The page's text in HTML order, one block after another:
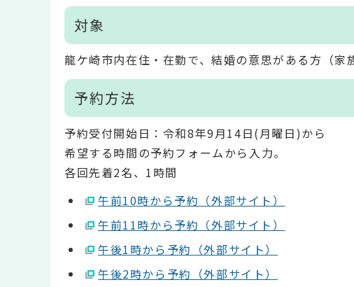
対象
龍ケ崎市内在住・在勤で、結婚の意思がある方（家
予約方法
予約受付開始日：令和8年9月14日(月曜日)から
希望する時間の予約フォームから入力。
各回先着2名、1時間
午前10時から予約（外部サイト）
午前11時から予約（外部サイト）
午後1時から予約（外部サイト）
午後2時から予約（外部サイト）